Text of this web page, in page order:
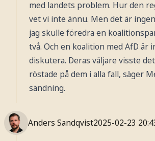
Foto: Lisa Mattisson
med landets problem. Hur den
vet vi inte ännu. Men det är
jag skulle föredra en
två. Och en koalition med AfD är
diskutera. Deras väljare visste
röstade på dem i alla fall, säger
sändning.
Anders Sandqvist2025-02-23